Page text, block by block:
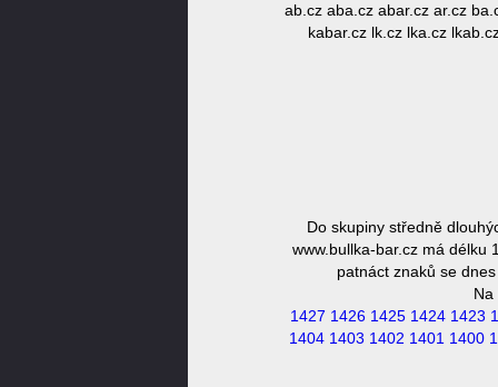
ab.cz aba.cz abar.cz ar.cz
kabar.cz lk.cz lka.cz
Do skupiny středně
www.bullka-bar.cz má délku
patnáct znaků se
Na
1427 1426 1425 1424 1423
1404 1403 1402 1401 1400